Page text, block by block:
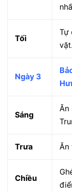
Tối
Tự
vặt.
Ngày 3
Sáng
Ăn
Trưa Ăn
Chiều